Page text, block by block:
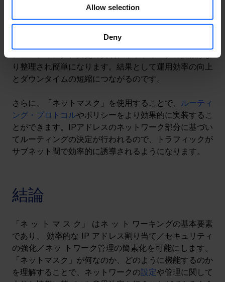
Allow selection
Deny
「ネットマスク」でIP アドレスに基づいてデバイスを
論理的にグループ化することで、ネットワーク管理簡素
スク」を使用することで、ネットワーク問題のトラブル
り整理され簡単になります。結果として運用効率の向上
とダウンタイムの短縮につながるのです。
さらに、「ネットマスク」を使用することで、 ルーティ
ング・プロトコルやポリシーをより効果的に実装するこ
とができます。IPアドレスのネットワーク部分に基づい
てルーティングの決定が行われるので、トラフィックが
サブネット間で効率的に誘導されるようになります。
結論
「ネ ッ ト マ ス ク」 はネ ッ ト ワーキングの基本要素
であり、 効率的な IP アドレス割り当て／セキュリティ
の強化／ネッ トワーク管理の簡素化を可能にします。
「ネットマスク」が何なのか、どのように機能するのか
を理解することで、ネットワークの設定や管理に関して